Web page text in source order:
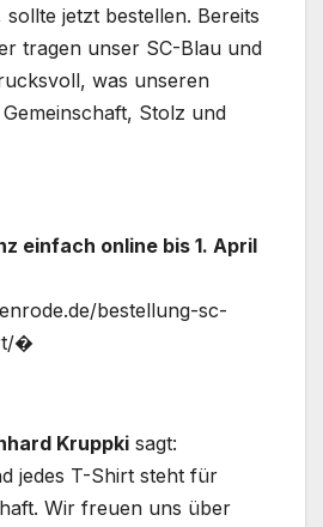
jetzt bestellen. Bereits
tragen unser SC-Blau und
was unseren
Stolz und
einfach online bis 1. April
bestellung-sc-
�
Kruppki sagt:
jedes T-Shirt steht für
Wir freuen uns über